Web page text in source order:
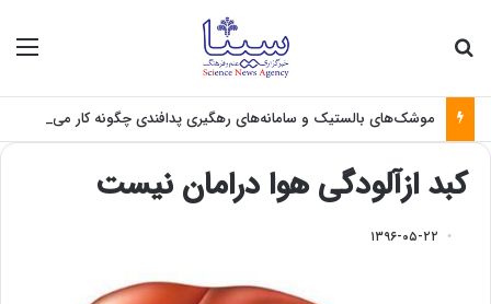
موشک‌های بالستیک و سامانه‌های رهگیری پدافندی چگونه کار می کنند؟
کبد ازآلودگی هوا درامان نیست
۱۳۹۶-۰۵-۲۲